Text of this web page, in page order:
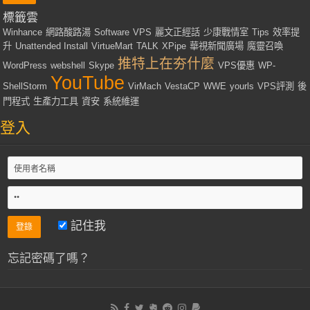
標籤雲
Winhance 網路酸路湯 Software VPS 麗文正經話 少康戰情室 Tips 效率提
升 Unattended Install VirtueMart TALK XPipe 華視新聞廣場 魔靈召喚
WordPress webshell Skype 推特上在夯什麼 VPS優惠 WP-
ShellStorm YouTube VirMach VestaCP WWE yourls VPS評測 後
門程式 生產力工具 資安 系統維運
登入
記住我
忘記密碼了嗎？